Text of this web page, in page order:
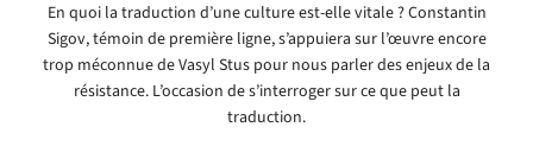
En quoi la traduction d’une culture est-elle vitale ? Constantin
Sigov, témoin de première ligne, s’appuiera sur l’œuvre encore
trop méconnue de Vasyl Stus pour nous parler des enjeux de la
résistance. L’occasion de s’interroger sur ce que peut la
traduction.